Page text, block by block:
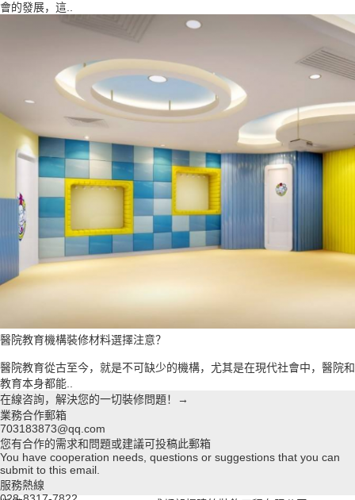
會的發展，這..
醫院教育機構裝修材料選擇注意？
醫院教育從古至今，就是不可缺少的機構，尤其是在現代社會中，醫院和
教育本身都能..
在線咨詢，解決您的一切裝修問題！→
業務合作郵箱
703183873@qq.com
您有合作的需求和問題或建議可投稿此郵箱
You have cooperation needs, questions or suggestions that you can
submit to this email.
服務熱線